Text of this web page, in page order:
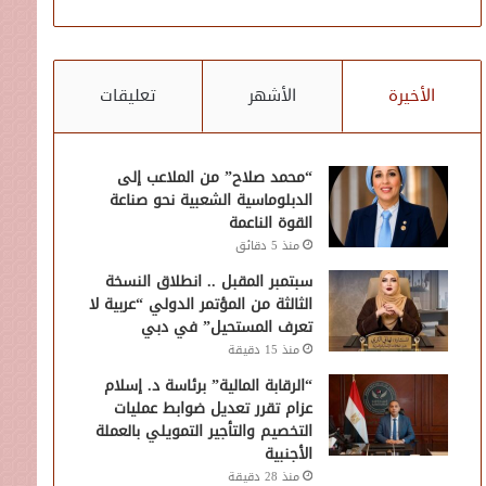
الأخيرة الأشهر تعليقات
“محمد صلاح” من الملاعب إلى
الدبلوماسية الشعبية نحو صناعة
القوة الناعمة
منذ 5 دقائق
سبتمبر المقبل .. انطلاق النسخة
الثالثة من المؤتمر الدولي “عربية لا
تعرف المستحيل” في دبي
منذ 15 دقيقة
“الرقابة المالية” برئاسة د. إسلام
عزام تقرر تعديل ضوابط عمليات
التخصيم والتأجير التمويلي بالعملة
الأجنبية
منذ 28 دقيقة